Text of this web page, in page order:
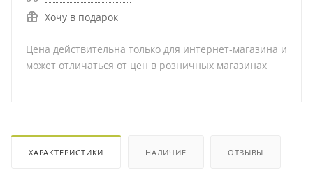
Хочу в подарок
Цена действительна только для интернет-магазина и
может отличаться от цен в розничных магазинах
ХАРАКТЕРИСТИКИ НАЛИЧИЕ ОТЗЫВЫ